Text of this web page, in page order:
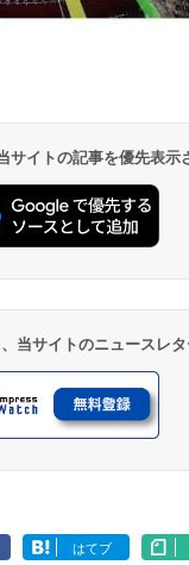
サイトの記事を優先表示
当サイトのニュースレ
はてブ